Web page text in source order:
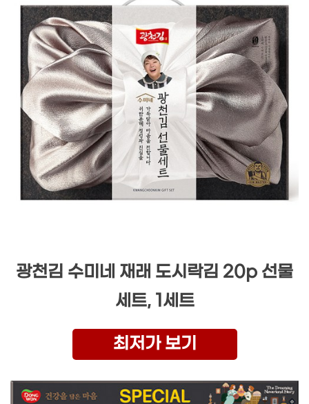
광천김 수미네 재래 도시락김 20p 선물
세트, 1세트
최저가 보기